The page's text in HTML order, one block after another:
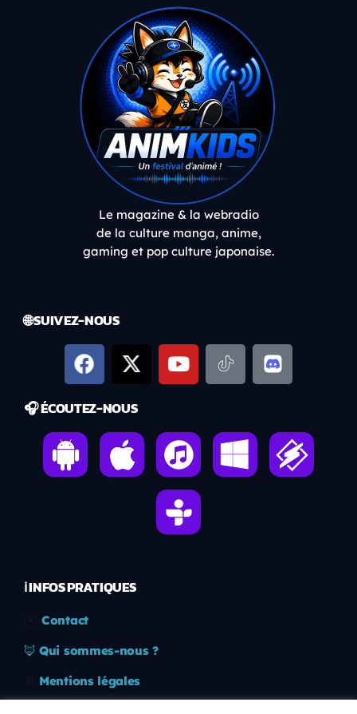
Le magazine & la webradio
de la culture manga, anime,
gaming et pop culture japonaise.
🌐 SUIVEZ-NOUS
🎧 ÉCOUTEZ-NOUS
ℹ️ INFOS PRATIQUES
Contact
🦊 Qui sommes-nous ?
Mentions légales